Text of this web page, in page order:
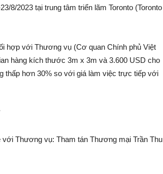
8/2023 tại trung tâm triển lãm Toronto (Toronto
hợp với Thương vụ (Cơ quan Chính phủ Việt
hàng kích thước 3m x 3m và 3.600 USD cho
thấp hơn 30% so với giá làm việc trực tiếp với
với Thương vụ: Tham tán Thương mại Trần Thu